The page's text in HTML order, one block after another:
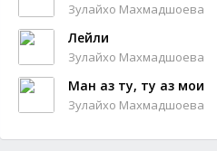
Зулайхо Махмадшоева
Лейли
Зулайхо Махмадшоева
Ман аз ту, ту аз мои
Зулайхо Махмадшоева